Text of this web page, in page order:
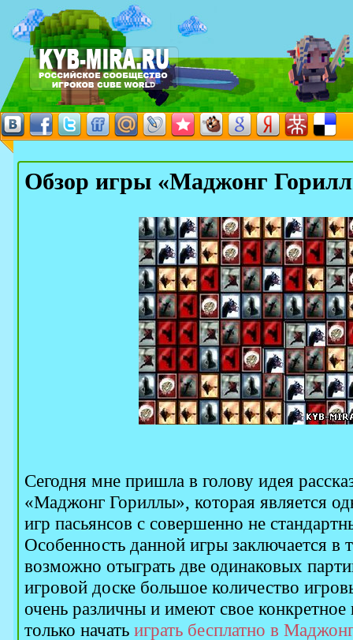
Обзор игры «Маджонг
Сегодня мне пришла в голову идея
«Маджонг Гориллы», которая является
игр пасьянсов с совершенно не
Особенность данной игры заключается в
возможно отыграть две одинаковых
игровой доске большое количество
очень различны и имеют свое конкретное
только начать играть бесплатно в